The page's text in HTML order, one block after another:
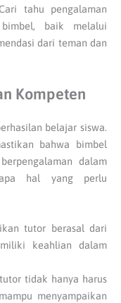
tahu pengalaman
baik melalui
dari teman dan
Kompeten
belajar siswa.
bahwa bimbel
dalam
hal yang perlu
tutor berasal dari
keahlian dalam
tidak hanya harus
menyampaikan